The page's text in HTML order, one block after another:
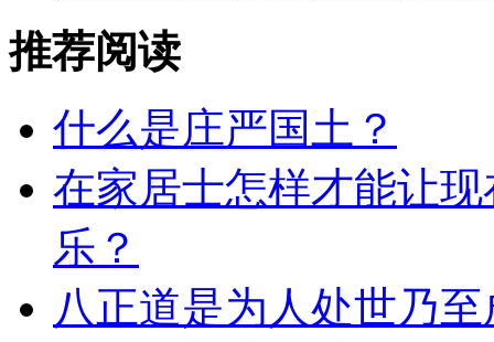
推荐阅读
什么是庄严国土？
在家居士怎样才能让
乐？
八正道是为人处世乃